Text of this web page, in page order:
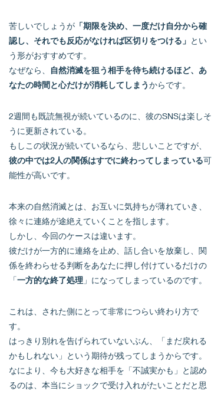
苦しいでしょうが 「期限を決め、一度だけ自分から確
認し、それでも反応がなければ区切りをつける」 とい
う形がおすすめです。
なぜなら、
自然消滅を狙う相手を待ち続けるほど、あ
なたの時間と心だけが消耗してしまうからです。
2週間も既読無視が続いているのに、彼のSNSは楽しそ
うに更新されている。
もしこの状況が続いているなら、悲しいことですが、
彼の中では2人の関係はすでに終わってしまっている可
能性が高いです。
本来の自然消滅とは、お互いに気持ちが薄れていき、
徐々に連絡が途絶えていくことを指します。
しかし、今回のケースは違います。
彼だけが一方的に連絡を止め、話し合いを放棄し、関
係を終わらせる判断をあなたに押し付けているだけの
「一方的な終了処理 」になってしまっているのです。
これは、された側にとって非常につらい終わり方で
す。
はっきり別れを告げられていないぶん、「まだ戻れる
かもしれない」という期待が残ってしまうからです。
なにより、今も大好きな相手を「不誠実かも」と認め
るのは、本当にショックで受け入れがたいことだと思